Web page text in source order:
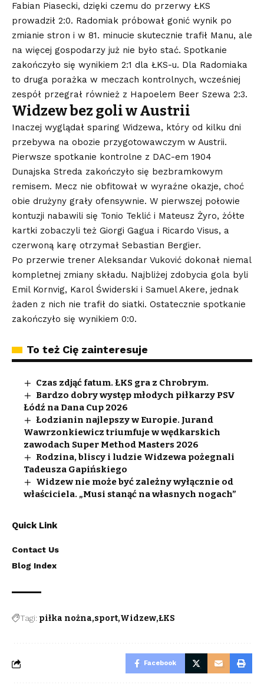
Fabian Piasecki, dzięki czemu do przerwy ŁKS
prowadził 2:0. Radomiak próbował gonić wynik po
zmianie stron i w 81. minucie skutecznie trafił Manu, ale
na więcej gospodarzy już nie było stać. Spotkanie
zakończyło się wynikiem 2:1 dla ŁKS-u. Dla Radomiaka
to druga porażka w meczach kontrolnych, wcześniej
zespół przegrał również z Hapoelem Beer Szewa 2:3.
Widzew bez goli w Austrii
Inaczej wyglądał sparing Widzewa, który od kilku dni
przebywa na obozie przygotowawczym w Austrii.
Pierwsze spotkanie kontrolne z DAC-em 1904
Dunajska Streda zakończyło się bezbramkowym
remisem. Mecz nie obfitował w wyraźne okazje, choć
obie drużyny grały ofensywnie. W pierwszej połowie
kontuzji nabawili się Tonio Teklić i Mateusz Żyro, żółte
kartki zobaczyli też Giorgi Gagua i Ricardo Visus, a
czerwoną karę otrzymał Sebastian Bergier.
Po przerwie trener Aleksandar Vuković dokonał niemal
kompletnej zmiany składu. Najbliżej zdobycia gola byli
Emil Kornvig, Karol Świderski i Samuel Akere, jednak
żaden z nich nie trafił do siatki. Ostatecznie spotkanie
zakończyło się wynikiem 0:0.
To też Cię zainteresuje
Czas zdjąć fatum. ŁKS gra z Chrobrym.
Bardzo dobry występ młodych piłkarzy PSV
Łódź na Dana Cup 2026
Łodzianin najlepszy w Europie. Jurand
Wawrzonkiewicz triumfuje w wędkarskich
zawodach Super Method Masters 2026
Rodzina, bliscy i ludzie Widzewa pożegnali
Tadeusza Gapińskiego
Widzew nie może być zależny wyłącznie od
właściciela. „Musi stanąć na własnych nogach”
Quick Link
Contact Us
Blog Index
Tagi: piłka nożna sport Widzew ŁKS
Facebook